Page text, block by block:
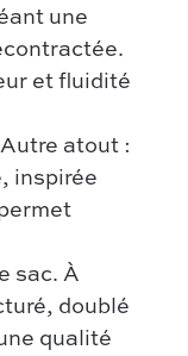
:
une
et fluidité
atout :
inspirée
sac. À
doublé
qualité